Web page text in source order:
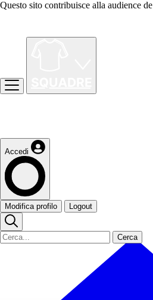
Questo sito contribuisce alla audience de
Accedi
Modifica profilo Logout
Cerca